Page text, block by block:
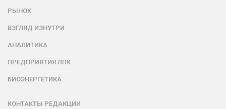
РЫНОК
ВЗГЛЯД ИЗНУТРИ
АНАЛИТИКА
ПРЕДПРИЯТИЯ ЛПК
БИОЭНЕРГЕТИКА
КОНТАКТЫ РЕДАКЦИИ